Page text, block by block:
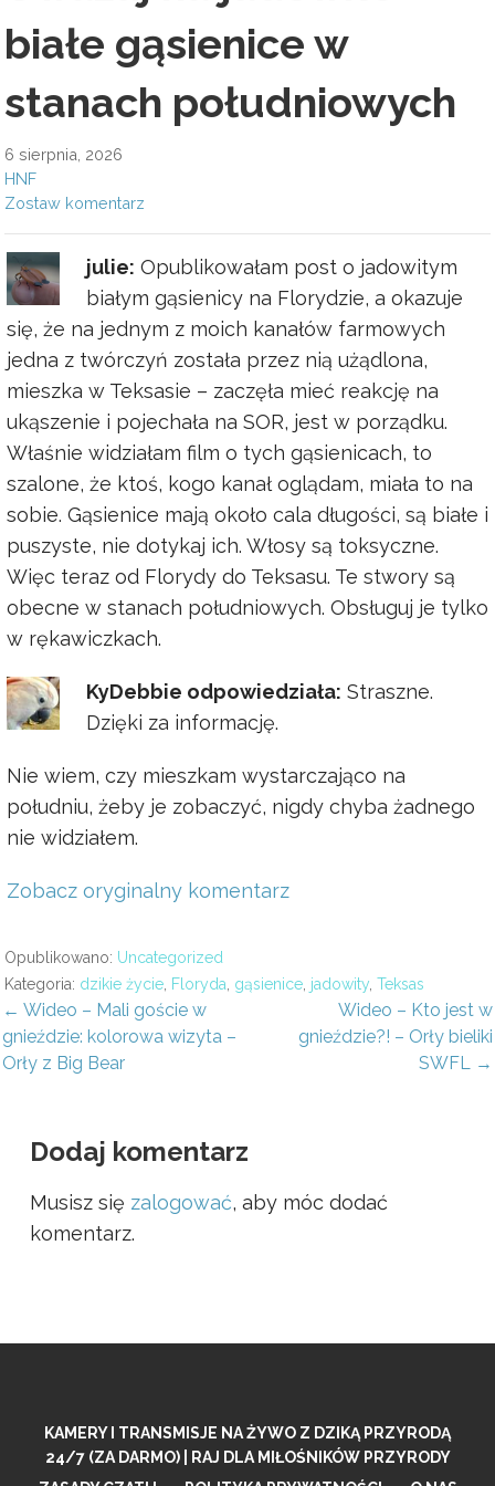
białe gąsienice w
stanach południowych
6 sierpnia, 2026
HNF
Zostaw komentarz
julie: Opublikowałam post o jadowitym
białym gąsienicy na Florydzie, a okazuje
się, że na jednym z moich kanałów farmowych
jedna z twórczyń została przez nią użądlona,
mieszka w Teksasie – zaczęła mieć reakcję na
ukąszenie i pojechała na SOR, jest w porządku.
Właśnie widziałam film o tych gąsienicach, to
szalone, że ktoś, kogo kanał oglądam, miała to na
sobie. Gąsienice mają około cala długości, są białe i
puszyste, nie dotykaj ich. Włosy są toksyczne.
Więc teraz od Florydy do Teksasu. Te stwory są
obecne w stanach południowych. Obsługuj je tylko
w rękawiczkach.
KyDebbie odpowiedziała: Straszne.
Dzięki za informację.
Nie wiem, czy mieszkam wystarczająco na
południu, żeby je zobaczyć, nigdy chyba żadnego
nie widziałem.
Zobacz oryginalny komentarz
Opublikowano: Uncategorized
Kategoria: dzikie życie Floryda gąsienice jadowity Teksas
← Wideo – Mali goście w
gnieździe: kolorowa wizyta –
Orły z Big Bear
Wideo – Kto jest w
gnieździe?! – Orły bieliki
SWFL →
Dodaj komentarz
Musisz się zalogować, aby móc dodać
komentarz.
KAMERY I TRANSMISJE NA ŻYWO Z DZIKĄ PRZYRODĄ
24/7 (ZA DARMO) | RAJ DLA MIŁOŚNIKÓW PRZYRODY